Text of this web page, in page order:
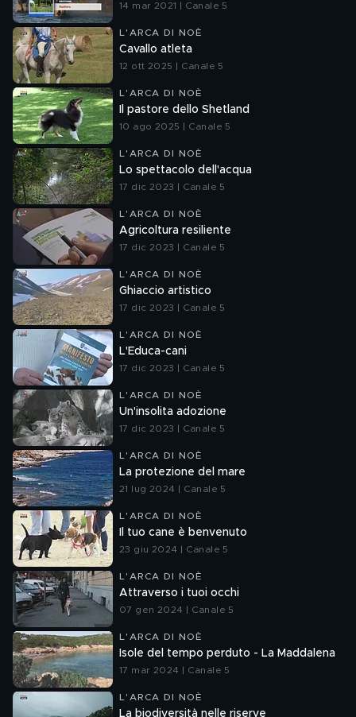
14 mar 2021 | Canale 5
L'ARCA DI NOÈ
Cavallo atleta
12 ott 2025 | Canale 5
L'ARCA DI NOÈ
Il pastore dello Shetland
10 ago 2025 | Canale 5
L'ARCA DI NOÈ
Lo spettacolo dell'acqua
17 dic 2023 | Canale 5
L'ARCA DI NOÈ
Agricoltura resiliente
17 dic 2023 | Canale 5
L'ARCA DI NOÈ
Ghiaccio artistico
17 dic 2023 | Canale 5
L'ARCA DI NOÈ
L'Educa-cani
17 dic 2023 | Canale 5
L'ARCA DI NOÈ
Un'insolita adozione
17 dic 2023 | Canale 5
L'ARCA DI NOÈ
La protezione del mare
21 lug 2024 | Canale 5
L'ARCA DI NOÈ
Il tuo cane è benvenuto
23 giu 2024 | Canale 5
L'ARCA DI NOÈ
Attraverso i tuoi occhi
07 gen 2024 | Canale 5
L'ARCA DI NOÈ
Isole del tempo perduto - La Maddalena
17 mar 2024 | Canale 5
L'ARCA DI NOÈ
La biodiversità nelle riserve